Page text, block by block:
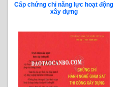
Cấp chứng chỉ năng lực hoạt động
xây dựng